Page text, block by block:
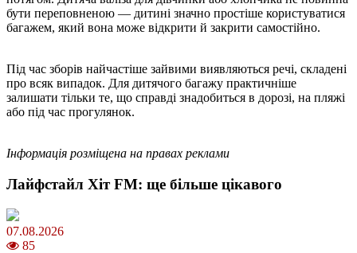
бути переповненою — дитині значно простіше користуватися
багажем, який вона може відкрити й закрити самостійно.
Під час зборів найчастіше зайвими виявляються речі, складені
про всяк випадок. Для дитячого багажу практичніше
залишати тільки те, що справді знадобиться в дорозі, на пляжі
або під час прогулянок.
Інформація розміщена на правах реклами
Лайфстайл Хіт FM: ще більше цікавого
07.08.2026
85